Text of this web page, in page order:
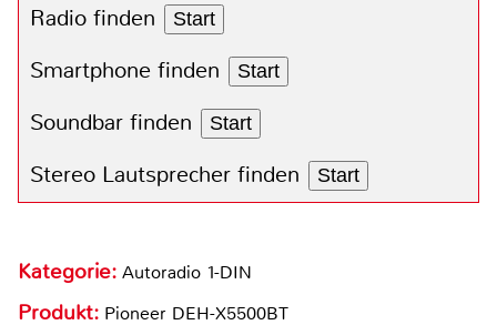
Radio finden Start
Smartphone finden Start
Soundbar finden Start
Stereo Lautsprecher finden Start
Kategorie: Autoradio 1-DIN
Produkt: Pioneer DEH-X5500BT